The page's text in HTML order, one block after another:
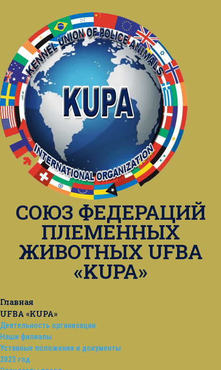
СОЮЗ ФЕДЕРАЦИЙ
ПЛЕМЕННЫХ
ЖИВОТНЫХ UFBA
«KUPA»
Главная
UFBA «KUPA»
Деятельность организации
Наши филиалы
Уставные положения и документы
2023 год